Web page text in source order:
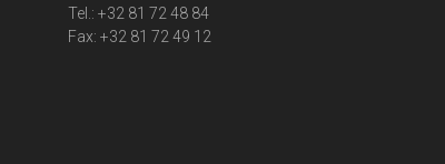
Tel.: +32 81 72 48 84
Fax: +32 81 72 49 12